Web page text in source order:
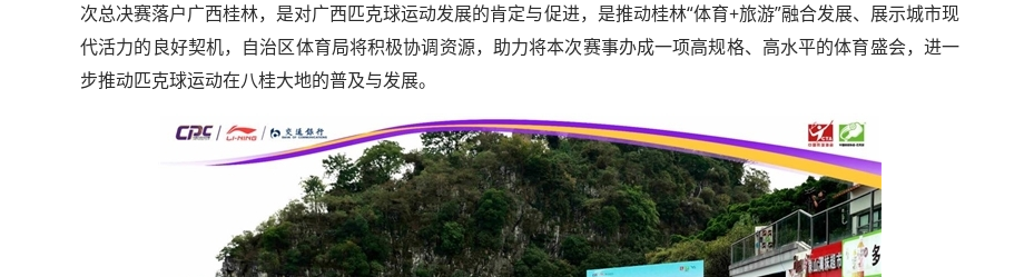
次总决赛落户广西桂林，是对广西匹克球运动发展的肯定与促进，是推动桂林“体育+旅游”融合发展、展示城市现
代活力的良好契机，自治区体育局将积极协调资源，助力将本次赛事办成一项高规格、高水平的体育盛会，进一
步推动匹克球运动在八桂大地的普及与发展。